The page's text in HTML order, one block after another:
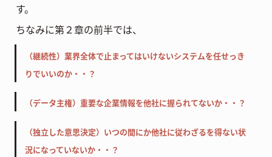
す。
ちなみに第２章の前半では、
（継続性）業界全体で止まってはいけないシステムを任せっき
りでいいのか・・？
（データ主権）重要な企業情報を他社に握られてないか・・？
（独立した意思決定）いつの間にか他社に従わざるを得ない状
況になっていないか・・？